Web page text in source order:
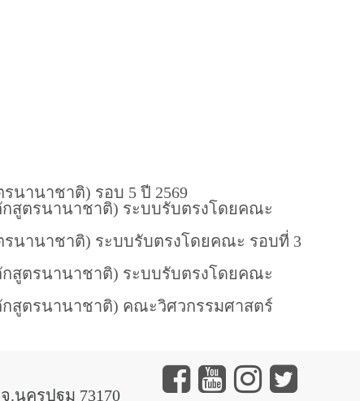
านาชาติ) รอบ 5 ปี 2569
สูตรนานาชาติ) ระบบรับตรงโดยคณะ
นานาชาติ) ระบบรับตรงโดยคณะ รอบที่ 3
สูตรนานาชาติ) ระบบรับตรงโดยคณะ
สูตรนานาชาติ) คณะวิศวกรรมศาสตร์
นครปฐม 73170